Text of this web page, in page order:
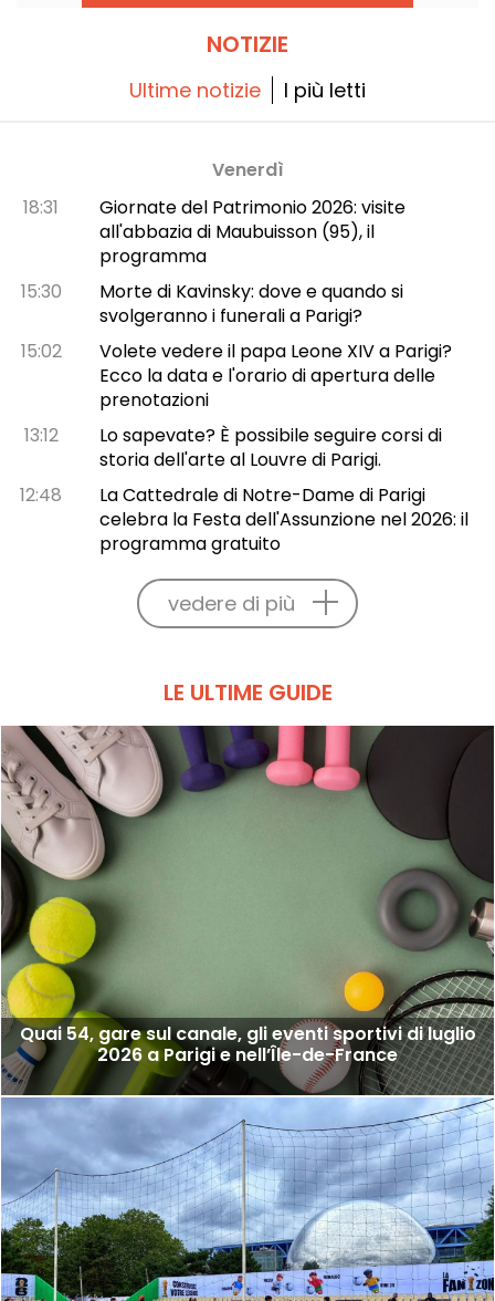
NOTIZIE
Ultime notizie I più letti
Venerdì
18:31
Giornate del Patrimonio 2026: visite
all'abbazia di Maubuisson (95), il
programma
15:30
Morte di Kavinsky: dove e quando si
svolgeranno i funerali a Parigi?
15:02
Volete vedere il papa Leone XIV a Parigi?
Ecco la data e l'orario di apertura delle
prenotazioni
13:12
Lo sapevate? È possibile seguire corsi di
storia dell'arte al Louvre di Parigi.
12:48
La Cattedrale di Notre-Dame di Parigi
celebra la Festa dell'Assunzione nel 2026: il
programma gratuito
vedere di più
LE ULTIME GUIDE
Quai 54, gare sul canale, gli eventi sportivi di luglio
2026 a Parigi e nell’Île-de-France